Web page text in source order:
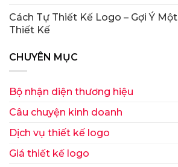
Cách Tự Thiết Kế Logo – Gợi Ý
Thiết Kế
CHUYÊN MỤC
Bộ nhận diện thương hiệu
Câu chuyện kinh doanh
Dịch vụ thiết kế logo
Giá thiết kế logo